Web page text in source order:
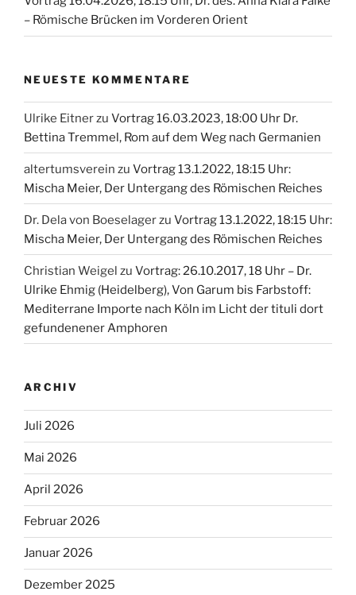
– Römische Brücken im Vorderen Orient
NEUESTE KOMMENTARE
Ulrike Eitnerzu Vortrag 16.03.2023, 18:00 Uhr Dr.
Bettina Tremmel, Rom auf dem Weg nach Germanien
altertumsverein zu Vortrag 13.1.2022, 18:15 Uhr:
Mischa Meier, Der Untergang des Römischen Reiches
Dr. Dela von Boeselagerzu Vortrag 13.1.2022, 18:15 Uhr:
Mischa Meier, Der Untergang des Römischen Reiches
Christian Weigel zu Vortrag: 26.10.2017, 18 Uhr – Dr.
Ulrike Ehmig (Heidelberg), Von Garum bis Farbstoff:
Mediterrane Importe nach Köln im Licht der tituli dort
gefundenener Amphoren
ARCHIV
Juli 2026
Mai 2026
April 2026
Februar 2026
Januar 2026
Dezember 2025